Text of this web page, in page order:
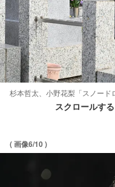
杉本哲太、小野花梨「スノー
スクロールす
( 画像6/10 )